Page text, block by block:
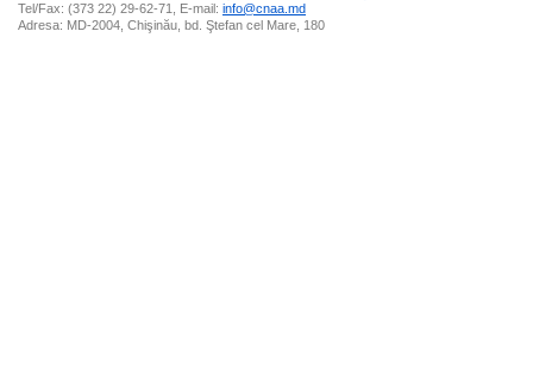
Tel/Fax: (373 22) 29-62-71, E-mail: info@cnaa.md
Adresa: MD-2004, Chişinău, bd. Ştefan cel Mare, 180